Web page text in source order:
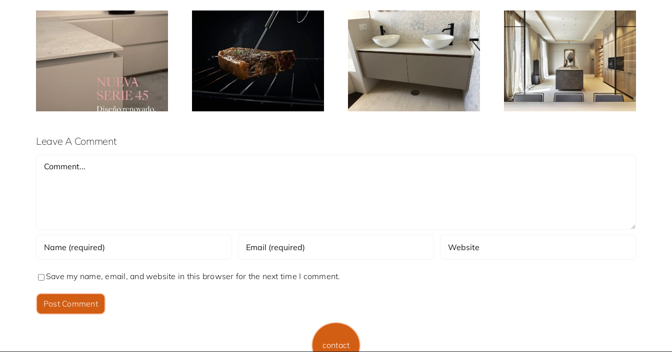
Funciones de horno Baños Yavana
Casa Decor: Dica
presenta sus últimas
novedades en
Nueva serie 45
Leave A Comment
Comment
Save my name, email, and website in this browser for the next time I comment.
contact